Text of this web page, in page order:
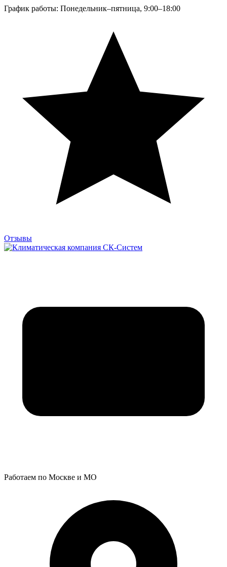
График работы: Понедельник–пятница, 9:00–18:00
Отзывы
Работаем по Москве и МО